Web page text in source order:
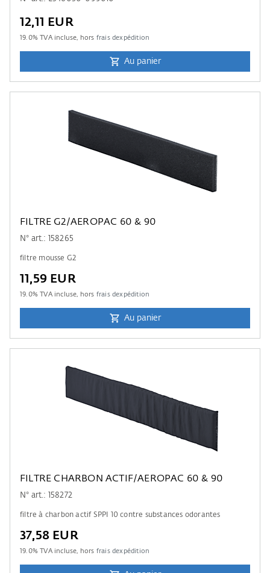
12,11 EUR
19.0% TVA incluse, hors frais dexpédition
Au panier
FILTRE G2/AEROPAC 60 & 90
N° art.: 158265
filtre mousse G2
11,59 EUR
19.0% TVA incluse, hors frais dexpédition
Au panier
FILTRE CHARBON ACTIF/AEROPAC 60 & 90
N° art.: 158272
filtre à charbon actif SPPI 10 contre substances odorantes
37,58 EUR
19.0% TVA incluse, hors frais dexpédition